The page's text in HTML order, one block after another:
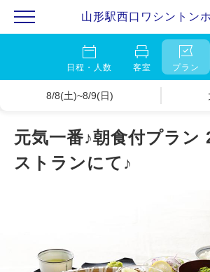
山形駅西口ワシントン
日程・人数 客室 プラン
8/8(土)~8/9(日)
元気一番♪朝食付プラン
ストランにて♪